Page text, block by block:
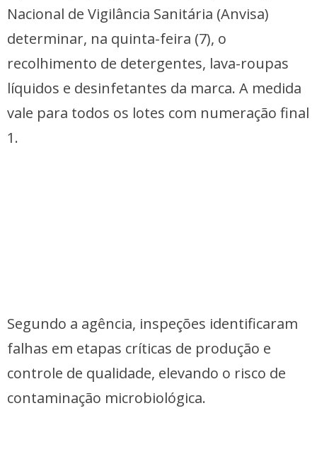
Nacional de Vigilância Sanitária (Anvisa)
determinar, na quinta-feira (7), o
recolhimento de detergentes, lava-roupas
líquidos e desinfetantes da marca. A medida
vale para todos os lotes com numeração final
1.
Segundo a agência, inspeções identificaram
falhas em etapas críticas de produção e
controle de qualidade, elevando o risco de
contaminação microbiológica.